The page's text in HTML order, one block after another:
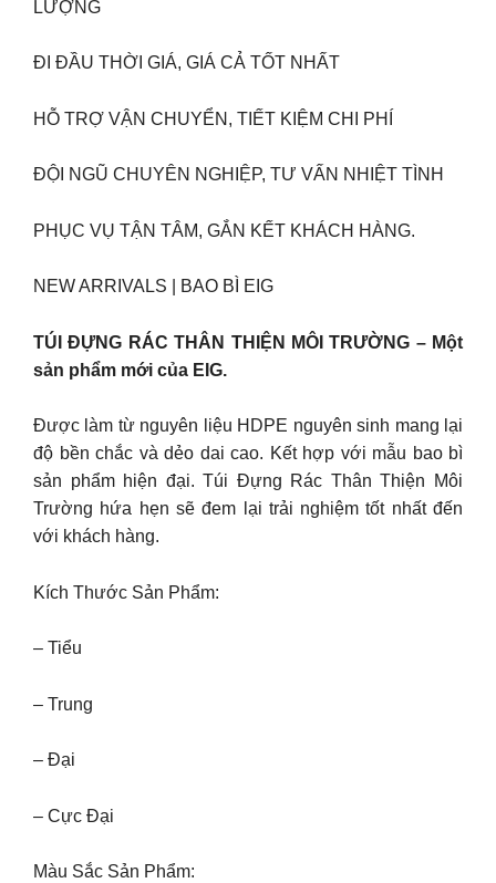
LƯỢNG
ĐI ĐẦU THỜI GIÁ, GIÁ CẢ TỐT NHẤT
HỖ TRỢ VẬN CHUYỂN, TIẾT KIỆM CHI PHÍ
ĐỘI NGŨ CHUYÊN NGHIỆP, TƯ VẤN NHIỆT TÌNH
PHỤC VỤ TẬN TÂM, GẮN KẾT KHÁCH HÀNG.
NEW ARRIVALS | BAO BÌ EIG
TÚI ĐỰNG RÁC THÂN THIỆN MÔI TRƯỜNG – Một
sản phẩm mới của EIG.
Được làm từ nguyên liệu HDPE nguyên sinh mang lại
độ bền chắc và dẻo dai cao. Kết hợp với mẫu bao bì
sản phẩm hiện đại. Túi Đựng Rác Thân Thiện Môi
Trường hứa hẹn sẽ đem lại trải nghiệm tốt nhất đến
với khách hàng.
Kích Thước Sản Phẩm:
– Tiểu
– Trung
– Đại
– Cực Đại
Màu Sắc Sản Phẩm: